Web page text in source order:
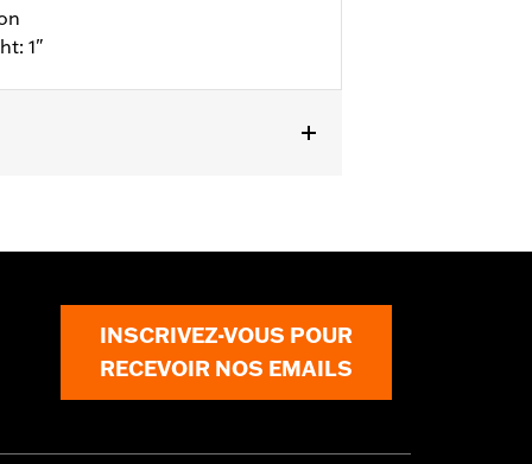
1"
INSCRIVEZ-VOUS POUR
RECEVOIR NOS EMAILS